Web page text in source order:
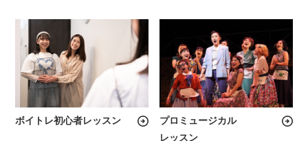
ボイトレ初心者レッスン
プロミュージカル
レッスン